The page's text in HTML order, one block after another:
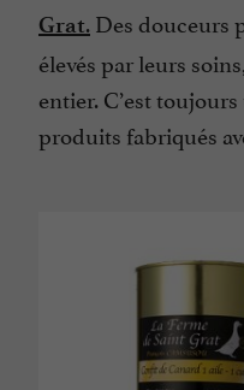
Grat.Des douceurs
élevés par leurs
entier. C’est
produits fabriqués